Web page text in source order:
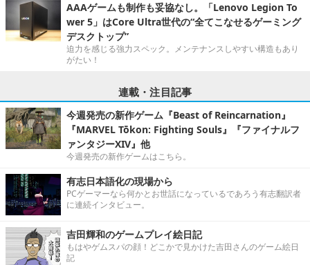
AAAゲームも制作も妥協なし。「Lenovo Legion To
wer 5」はCore Ultra世代の“全てこなせるゲーミング
デスクトップ”
迫力を感じる強力スペック。メンテナンスしやすい構造もあり
がたい！
連載・注目記事
今週発売の新作ゲーム『Beast of Reincarnation』
『MARVEL Tōkon: Fighting Souls』『ファイナルフ
ァンタジーXIV』他
今週発売の新作ゲームはこちら。
有志日本語化の現場から
PCゲーマーなら何かとお世話になっているであろう有志翻訳者
に連続インタビュー。
吉田輝和のゲームプレイ絵日記
もはやゲムスパの顔！どこかで見かけた吉田さんのゲーム絵日
記